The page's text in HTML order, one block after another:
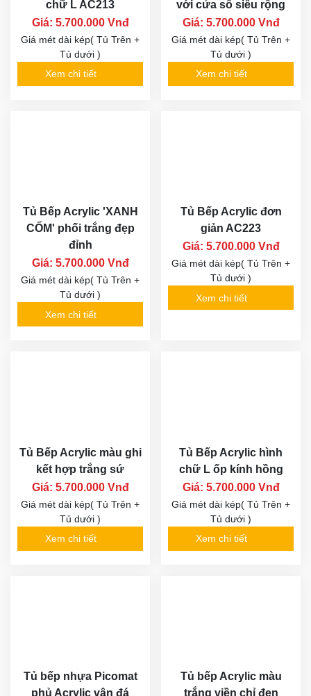
chữ L AC213
Giá: 5.700.000 Vnđ
Giá mét dài kép( Tủ Trên +
Tủ dưới )
Xem chi tiết
với cửa sổ siêu rộng
Giá: 5.700.000 Vnđ
Giá mét dài kép( Tủ Trên +
Tủ dưới )
Xem chi tiết
Tủ Bếp Acrylic 'XANH
CỐM' phối trắng đẹp
đỉnh
Giá: 5.700.000 Vnđ
Giá mét dài kép( Tủ Trên +
Tủ dưới )
Xem chi tiết
Tủ Bếp Acrylic đơn
giản AC223
Giá: 5.700.000 Vnđ
Giá mét dài kép( Tủ Trên +
Tủ dưới )
Xem chi tiết
Tủ Bếp Acrylic màu ghi
kết hợp trắng sứ
Giá: 5.700.000 Vnđ
Giá mét dài kép( Tủ Trên +
Tủ dưới )
Xem chi tiết
Tủ Bếp Acrylic hình
chữ L ốp kính hồng
Giá: 5.700.000 Vnđ
Giá mét dài kép( Tủ Trên +
Tủ dưới )
Xem chi tiết
Tủ bếp nhựa Picomat
phủ Acrylic vân đá
Tủ bếp Acrylic màu
trắng viền chỉ đen